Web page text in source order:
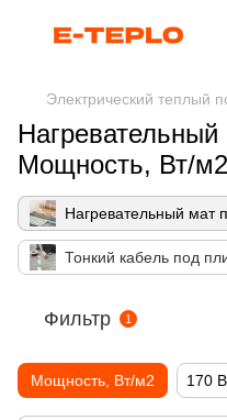
Электрический теплый
Мощность, Вт/
Нагревательный мат
Тонкий кабель под
Фильтр 1
Мощность, Вт/м2 170